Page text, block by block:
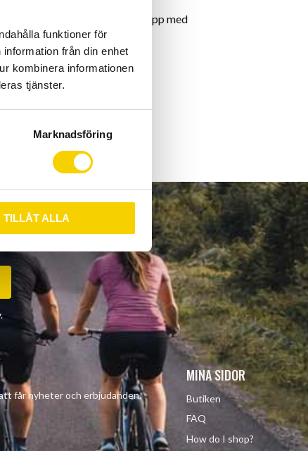
funktioner för
från din enhet
kombinera informationen
tjänster.
Marknadsföring
TILLÅT ALLA
axel och med aluminiumkropp med
.
får nyheter och erbjudanden.
MINA SIDOR
Butiken
FAQ
How do I shop?